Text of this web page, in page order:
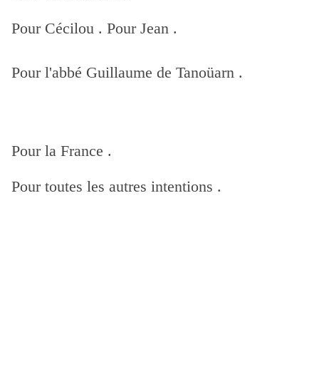
Pour Cécilou . Pour Jean .
Pour l'abbé Guillaume de Tanoüarn .
Pour la France .
Pour toutes les autres intentions .